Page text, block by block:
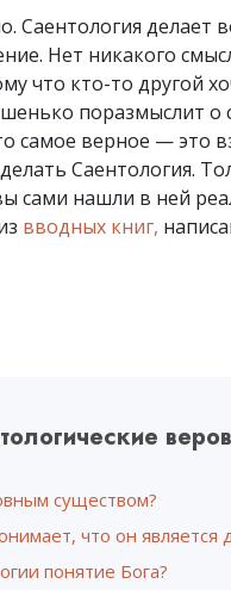
Внутри церкви
Основные принципы
Введение в Дианетику
Что такое величие?
Саентология делает
Нет никакого
что кто-то другой
поразмыслит
самое верное — это
Саентология.
сами нашли в ней
вводных книг,
существом?
что он
понятие Бога?